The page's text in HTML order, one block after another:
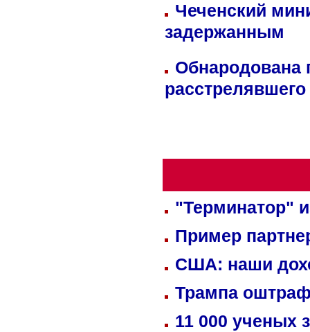
Чеченский
задержанным
Обнародована
"Терминатор"
Пример
США: наши
Трампа
11 000 ученых